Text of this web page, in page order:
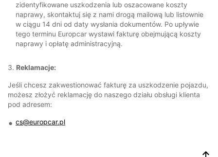
zidentyfikowane uszkodzenia lub oszacowane koszty
naprawy, skontaktuj się z nami drogą mailową lub listownie
w ciągu 14 dni od daty wysłania dokumentów. Po upływie
tego terminu Europcar wystawi fakturę obejmującą koszty
naprawy i opłatę administracyjną.
3. Reklamacje:
Jeśli chcesz zakwestionować fakturę za uszkodzenie pojazdu,
możesz złożyć reklamację do naszego działu obsługi klienta
pod adresem:
cs@europcar.pl